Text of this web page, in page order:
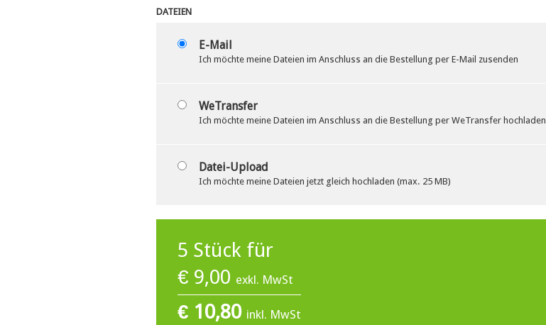
DATEIEN
E-Mail
Ich möchte meine Dateien im Anschluss an die Bestellung per E-Mail zusenden
WeTransfer
Ich möchte meine Dateien im Anschluss an die Bestellung per WeTransfer hochladen
Datei-Upload
Ich möchte meine Dateien jetzt gleich hochladen (max. 25 MB)
5 Stück für
€ 9,00 exkl. MwSt
€ 10,80 inkl. MwSt